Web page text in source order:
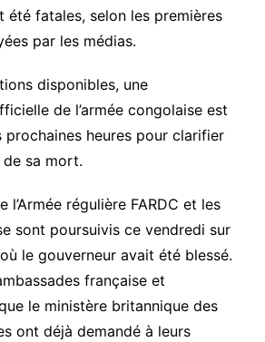
été fatales, selon les premières
par les médias.
disponibles, une
de l’armée congolaise est
prochaines heures pour clarifier
sa mort.
l’Armée régulière FARDC et les
sont poursuivis ce vendredi sur
le gouverneur avait été blessé.
française et
le ministère britannique des
ont déjà demandé à leurs